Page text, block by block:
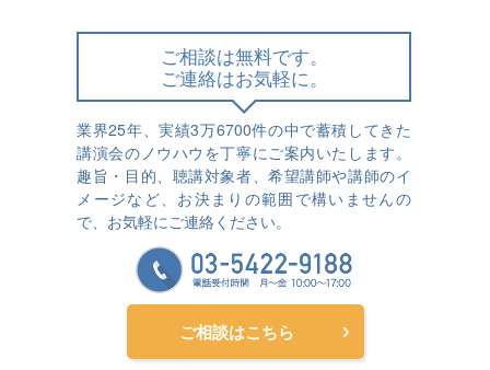
ご相談は無料です。
ご連絡はお気軽に。
業界25年、実績3万6700件の中で蓄積してきた
講演会のノウハウを丁寧にご案内いたします。
趣旨・目的、聴講対象者、希望講師や講師のイ
メージなど、お決まりの範囲で構いませんの
で、お気軽にご連絡ください。
ご相談はこちら